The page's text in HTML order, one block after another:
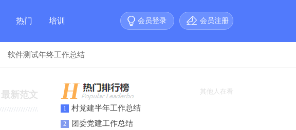
热门 培训 会员登录 会员注册
软件测试年终工作总结
最新范文 其他人在看
1 村党建半年工作总结
2 团委党建工作总结